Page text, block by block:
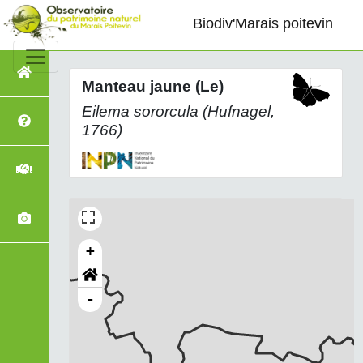
Biodiv'Marais poitevin
Manteau jaune (Le)
Eilema sororcula (Hufnagel,
1766)
+
-